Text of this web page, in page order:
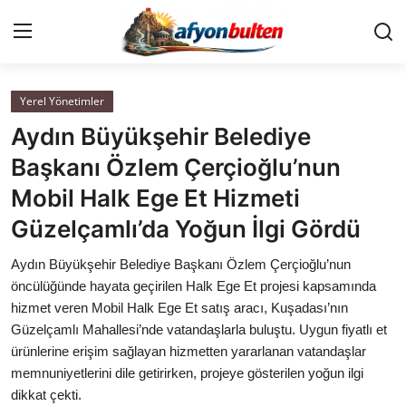
Anasayfa
Cumhurbaşkanlığı
Genel Merkez
Valilikler
Gallery
Bakanlıklar
Yerel Yönetimler
Aydın Büyükşehir Belediye
Başkanı Özlem Çerçioğlu’nun
Mobil Halk Ege Et Hizmeti
Güzelçamlı’da Yoğun İlgi Gördü
Aydın Büyükşehir Belediye Başkanı Özlem Çerçioğlu’nun
öncülüğünde hayata geçirilen Halk Ege Et projesi kapsamında
hizmet veren Mobil Halk Ege Et satış aracı, Kuşadası’nın
Güzelçamlı Mahallesi’nde vatandaşlarla buluştu. Uygun fiyatlı et
ürünlerine erişim sağlayan hizmetten yararlanan vatandaşlar
memnuniyetlerini dile getirirken, projeye gösterilen yoğun ilgi
dikkat çekti.